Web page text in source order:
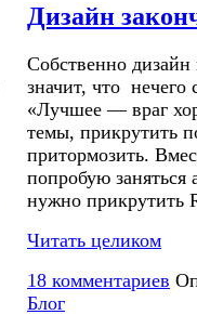
Дизайн
Собственно
значит, что нечего
«Лучшее — враг
темы, прикрутить
притормозить.
попробую
нужно прикрутить
Читать целиком
18 комментариев
Блог